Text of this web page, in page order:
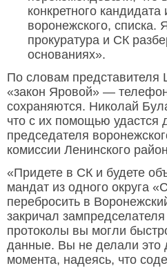
конкретного кандидата
воронежского, списка.
прокуратура и СК
основаниях».
По словам представителя
«закон Яровой» —
сохраняются. Николай
что с их помощью удастся
председателя
комиссии Ленинского
«Придете в СК и будете
мандат из одного округа
перебросить в
закричал
протоколы вы могли
данные. Вы не делали это
момента, надеясь, что